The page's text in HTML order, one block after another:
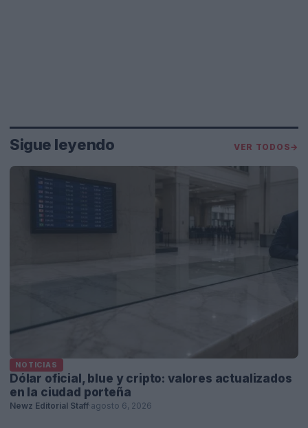
Sigue leyendo VER TODOS→
NOTICIAS
Dólar oficial, blue y cripto: valores actualizados
en la ciudad porteña
Newz Editorial Staff agosto 6, 2026